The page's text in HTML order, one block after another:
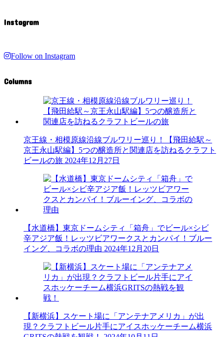
Instagram
Follow on Instagram
Columns
京王線・相模原線沿線ブルワリー巡り！【飛田給駅～
京王永山駅編】5つの醸造所と関連店を訪ねるクラフト
ビールの旅 2024年12月27日
【水道橋】東京ドームシティ「箱舟」でビール×シビ
辛アジア飯！レッツビアワークスとカンパイ！ブルー
イング、コラボの理由 2024年12月20日
【新横浜】スケート場に「アンテナアメリカ」が出
現？クラフトビール片手にアイスホッケーチーム横浜